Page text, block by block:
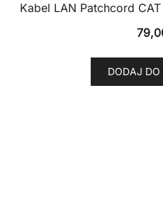
Kabel LAN Patchcord
DODAJ DO